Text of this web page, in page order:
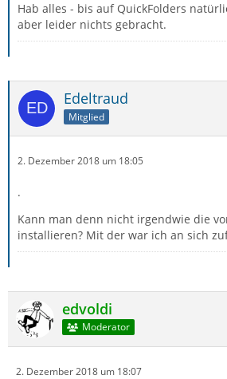
Hab alles - bis auf QuickFolders
aber leider nichts gebracht.
Edeltraud
Mitglied
2. Dezember 2018 um 18:05
.
Kann man denn nicht irgendwie die
installieren? Mit der war ich an sich
edvoldi
Moderator
2. Dezember 2018 um 18:07